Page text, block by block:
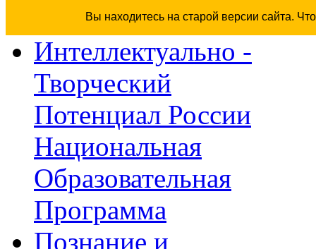
Вы находитесь на старой версии сайта.
Интеллектуально -
Творческий
Потенциал России
Национальная
Образовательная
Программа
Познание и